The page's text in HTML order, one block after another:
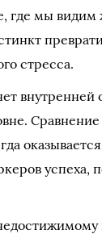
где мы видим
стресса.
успеха,